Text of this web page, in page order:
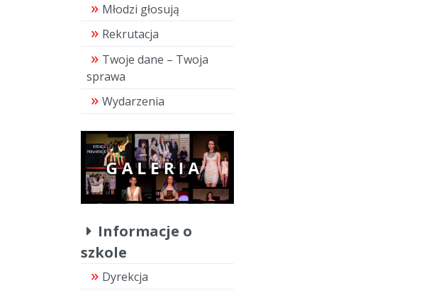
Młodzi głosują
Rekrutacja
Twoje dane – Twoja
sprawa
Wydarzenia
Informacje o
szkole
Dyrekcja